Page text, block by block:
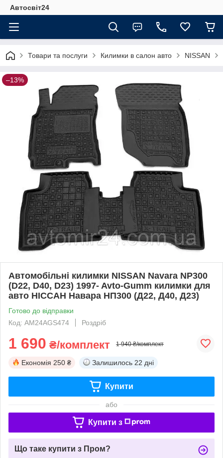
Автосвіт24
Товари та послуги Килимки в салон авто NISSAN
–13%
Автомобільні килимки NISSAN Navara NP300
(D22, D40, D23) 1997- Avto-Gumm килимки для
авто НІССАН Навара НП300 (Д22, Д40, Д23)
Готово до відправки
Код: AM24AGS474
Роздріб
1 690 ₴/комплект 1 940 ₴/комплект
Економія 250 ₴ Залишилось 22 дні
Купити
або
Купити з
Що таке купити з Пром?